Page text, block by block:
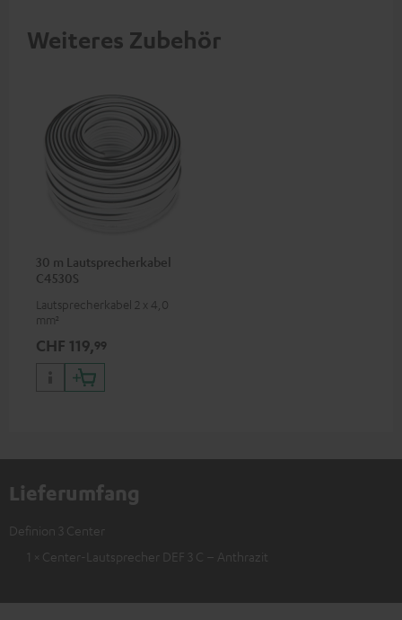
Weiteres Zubehör
30 m Lautsprecherkabel
C4530S
Lautsprecherkabel 2 x 4,0
mm²
CHF 119,99
Lieferumfang
Definion 3 Center
1 × Center-Lautsprecher DEF 3 C – Anthrazit